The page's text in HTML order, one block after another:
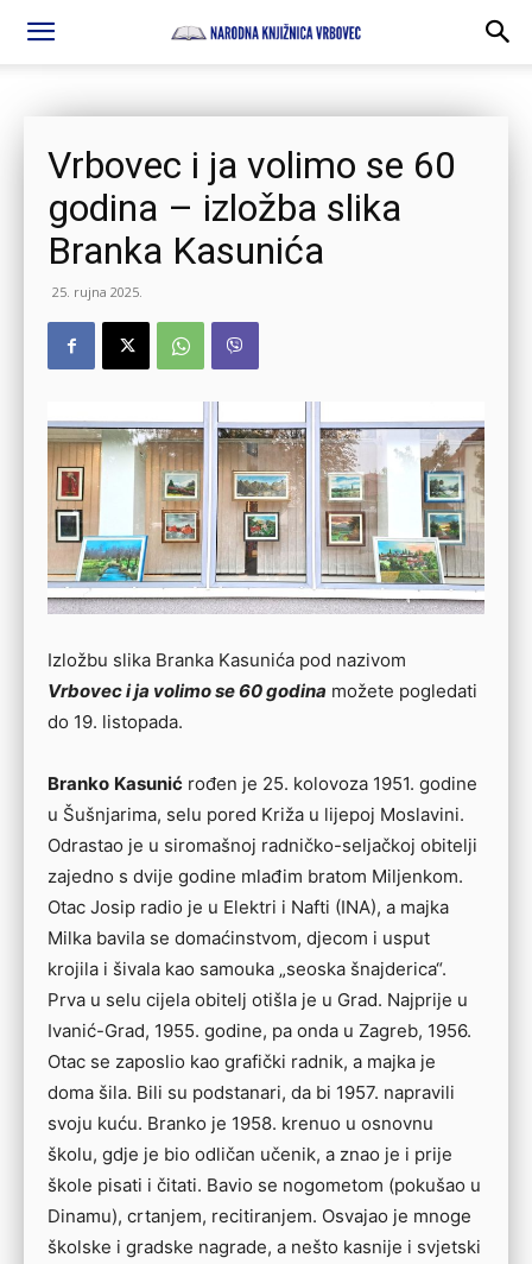
Vrbovec i ja volimo se 60
godina – izložba slika
Branka Kasunića
25. rujna 2025.
Izložbu slika Branka Kasunića pod nazivom
Vrbovec i ja volimo se 60 godina možete pogledati
do 19. listopada.
Branko Kasunić rođen je 25. kolovoza 1951. godine
u Šušnjarima, selu pored Križa u lijepoj Moslavini.
Odrastao je u siromašnoj radničko-seljačkoj obitelji
zajedno s dvije godine mlađim bratom Miljenkom.
Otac Josip radio je u Elektri i Nafti (INA), a majka
Milka bavila se domaćinstvom, djecom i usput
krojila i šivala kao samouka „seoska šnajderica“.
Prva u selu cijela obitelj otišla je u Grad. Najprije u
Ivanić-Grad, 1955. godine, pa onda u Zagreb, 1956.
Otac se zaposlio kao grafički radnik, a majka je
doma šila. Bili su podstanari, da bi 1957. napravili
svoju kuću. Branko je 1958. krenuo u osnovnu
školu, gdje je bio odličan učenik, a znao je i prije
škole pisati i čitati. Bavio se nogometom (pokušao u
Dinamu), crtanjem, recitiranjem. Osvajao je mnoge
školske i gradske nagrade, a nešto kasnije i svjetski